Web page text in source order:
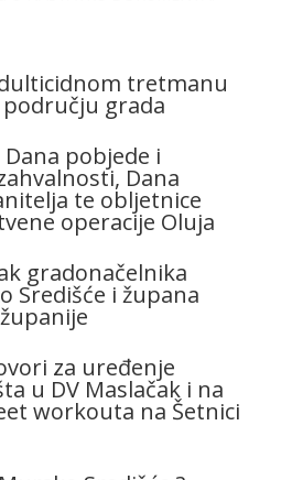
tretmanu
grada
pobjede i
Dana
te obljetnice
operacije Oluja
gradonačelnika
Središće i župana
za uređenje
u DV Maslačak i na
workouta na Šetnici